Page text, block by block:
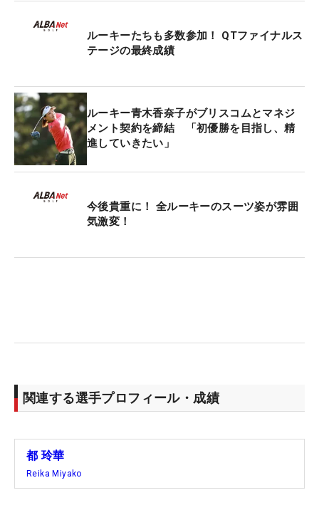
ルーキーたちも多数参加！ QTファイナルス
テージの最終成績
ルーキー青木香奈子がブリスコムとマネジ
メント契約を締結 「初優勝を目指し、精
進していきたい」
今後貴重に！ 全ルーキーのスーツ姿が雰囲
気激変！
関連する選手プロフィール・成績
都 玲華
Reika Miyako